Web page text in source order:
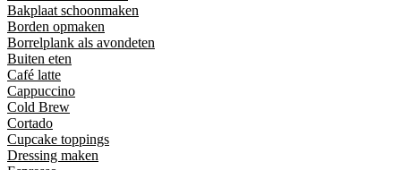
Bakplaat schoonmaken
Borden opmaken
Borrelplank als avondeten
Buiten eten
Café latte
Cappuccino
Cold Brew
Cortado
Cupcake toppings
Dressing maken